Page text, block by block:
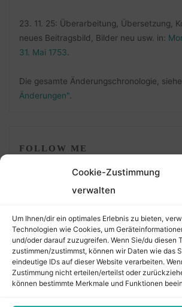
Cookie-Zustimmung
verwalten
Um Ihnen/dir ein optimales Erlebnis zu bieten,
Technologien wie Cookies, um
und/oder darauf zuzugreifen. Wenn Sie/du diesen
zustimmen/zustimmst, können wir Daten wie das
eindeutige IDs auf dieser Website verarbeiten.
Zustimmung nicht erteilen/erteilst oder
können bestimmte Merkmale und Funktionen
23. 11. 25: Überarbeitung, Übersetzung,
neues Beitragsbild, Bilder neu usw. in:
31. Mai 1753
Die gesamte Änderungschronologie, siehe
Änderungen".
FOLLOW ME
©2026 Der